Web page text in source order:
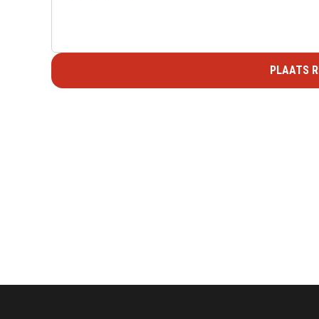
PLAATS